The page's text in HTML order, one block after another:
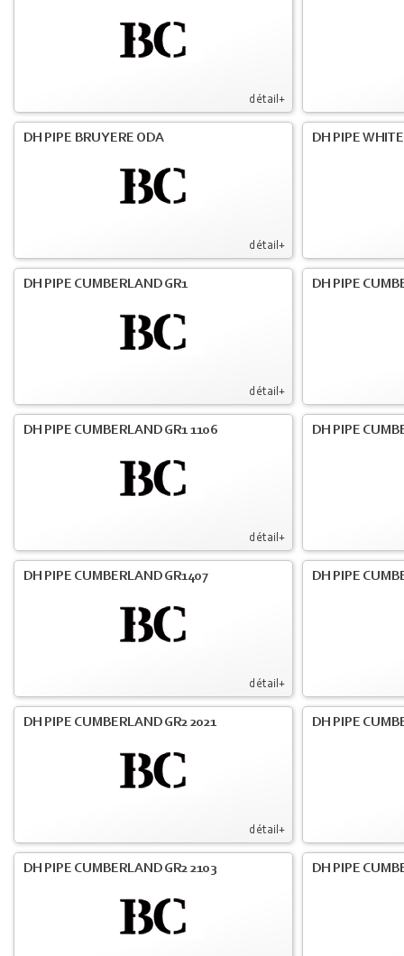
détail+
détail+
DH PIPE BRUYERE ODA DH PIPE
détail+
DH PIPE CUMBERLAND GR1 DH PIPE
détail+
DH PIPE CUMBERLAND GR1 1106 DH PIPE
détail+
DH PIPE CUMBERLAND GR1407 DH PIPE
détail+
DH PIPE CUMBERLAND GR2 2021 DH PIPE
DH PIPE CUMBERLAND GR2 2103 DH PIPE